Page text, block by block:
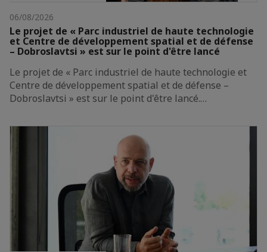
06/08/2026
Le projet de « Parc industriel de haute technologie
et Centre de développement spatial et de défense
– Dobroslavtsi » est sur le point d'être lancé
Le projet de « Parc industriel de haute technologie et
Centre de développement spatial et de défense –
Dobroslavtsi » est sur le point d'être lancé.…